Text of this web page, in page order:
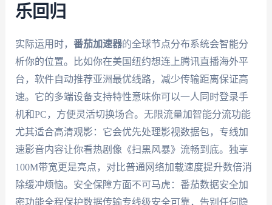
乐回归
实际运用时， 番茄加速器的全球节点分布系统会智能分
析你的位置。比如你在美国纽约想连上腾讯直播海外平
台，软件自动推荐亚洲最优线路，减少传输距离保证高
速。它的多端设备支持特性意味你可以一人同时登录手
机和PC，方便灵活切换场合。无限流量加智能分流功能
尤其适合高清观影：它会优先处理影视数据包，专线加
速影音内容让你看热剧像《扫黑风暴》流畅到底。独享
100M带宽更是亮点，对比普通网络加载速度提升数倍消
除缓冲烦恼。安全保障方面不可马虎：番茄数据安全加
密功能全程保护数据传输专线级安全可靠，告别任何隐